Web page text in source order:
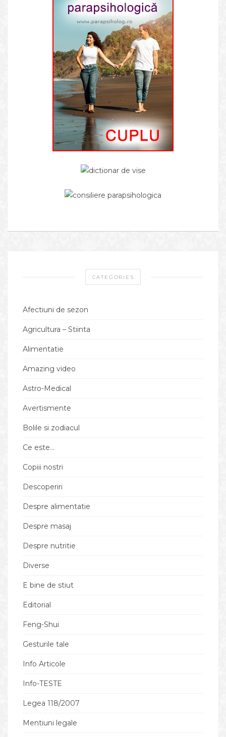
CATEGORIES
Afectiuni de sezon
Agricultura – Stiinta
Alimentatie
Amazing video
Astro-Medical
Avertismente
Bolile si zodiacul
Ce este…
Copiii nostri
Descoperiri
Despre alimentatie
Despre masaj
Despre nutritie
Diverse
E bine de stiut
Editorial
Feng-Shui
Gesturile tale
Info Articole
Info-TESTE
Legea 118/2007
Mentiuni legale